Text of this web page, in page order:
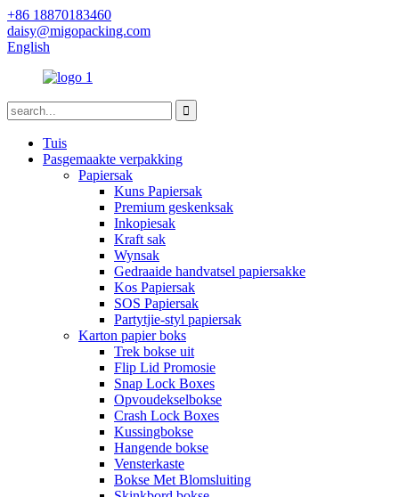
+86 18870183460
daisy@migopacking.com
English
Tuis
Pasgemaakte verpakking
Papiersak
Kuns Papiersak
Premium geskenksak
Inkopiesak
Kraft sak
Wynsak
Gedraaide handvatsel papiersakke
Kos Papiersak
SOS Papiersak
Partytjie-styl papiersak
Karton papier boks
Trek bokse uit
Flip Lid Promosie
Snap Lock Boxes
Opvoudekselbokse
Crash Lock Boxes
Kussingbokse
Hangende bokse
Vensterkaste
Bokse Met Blomsluiting